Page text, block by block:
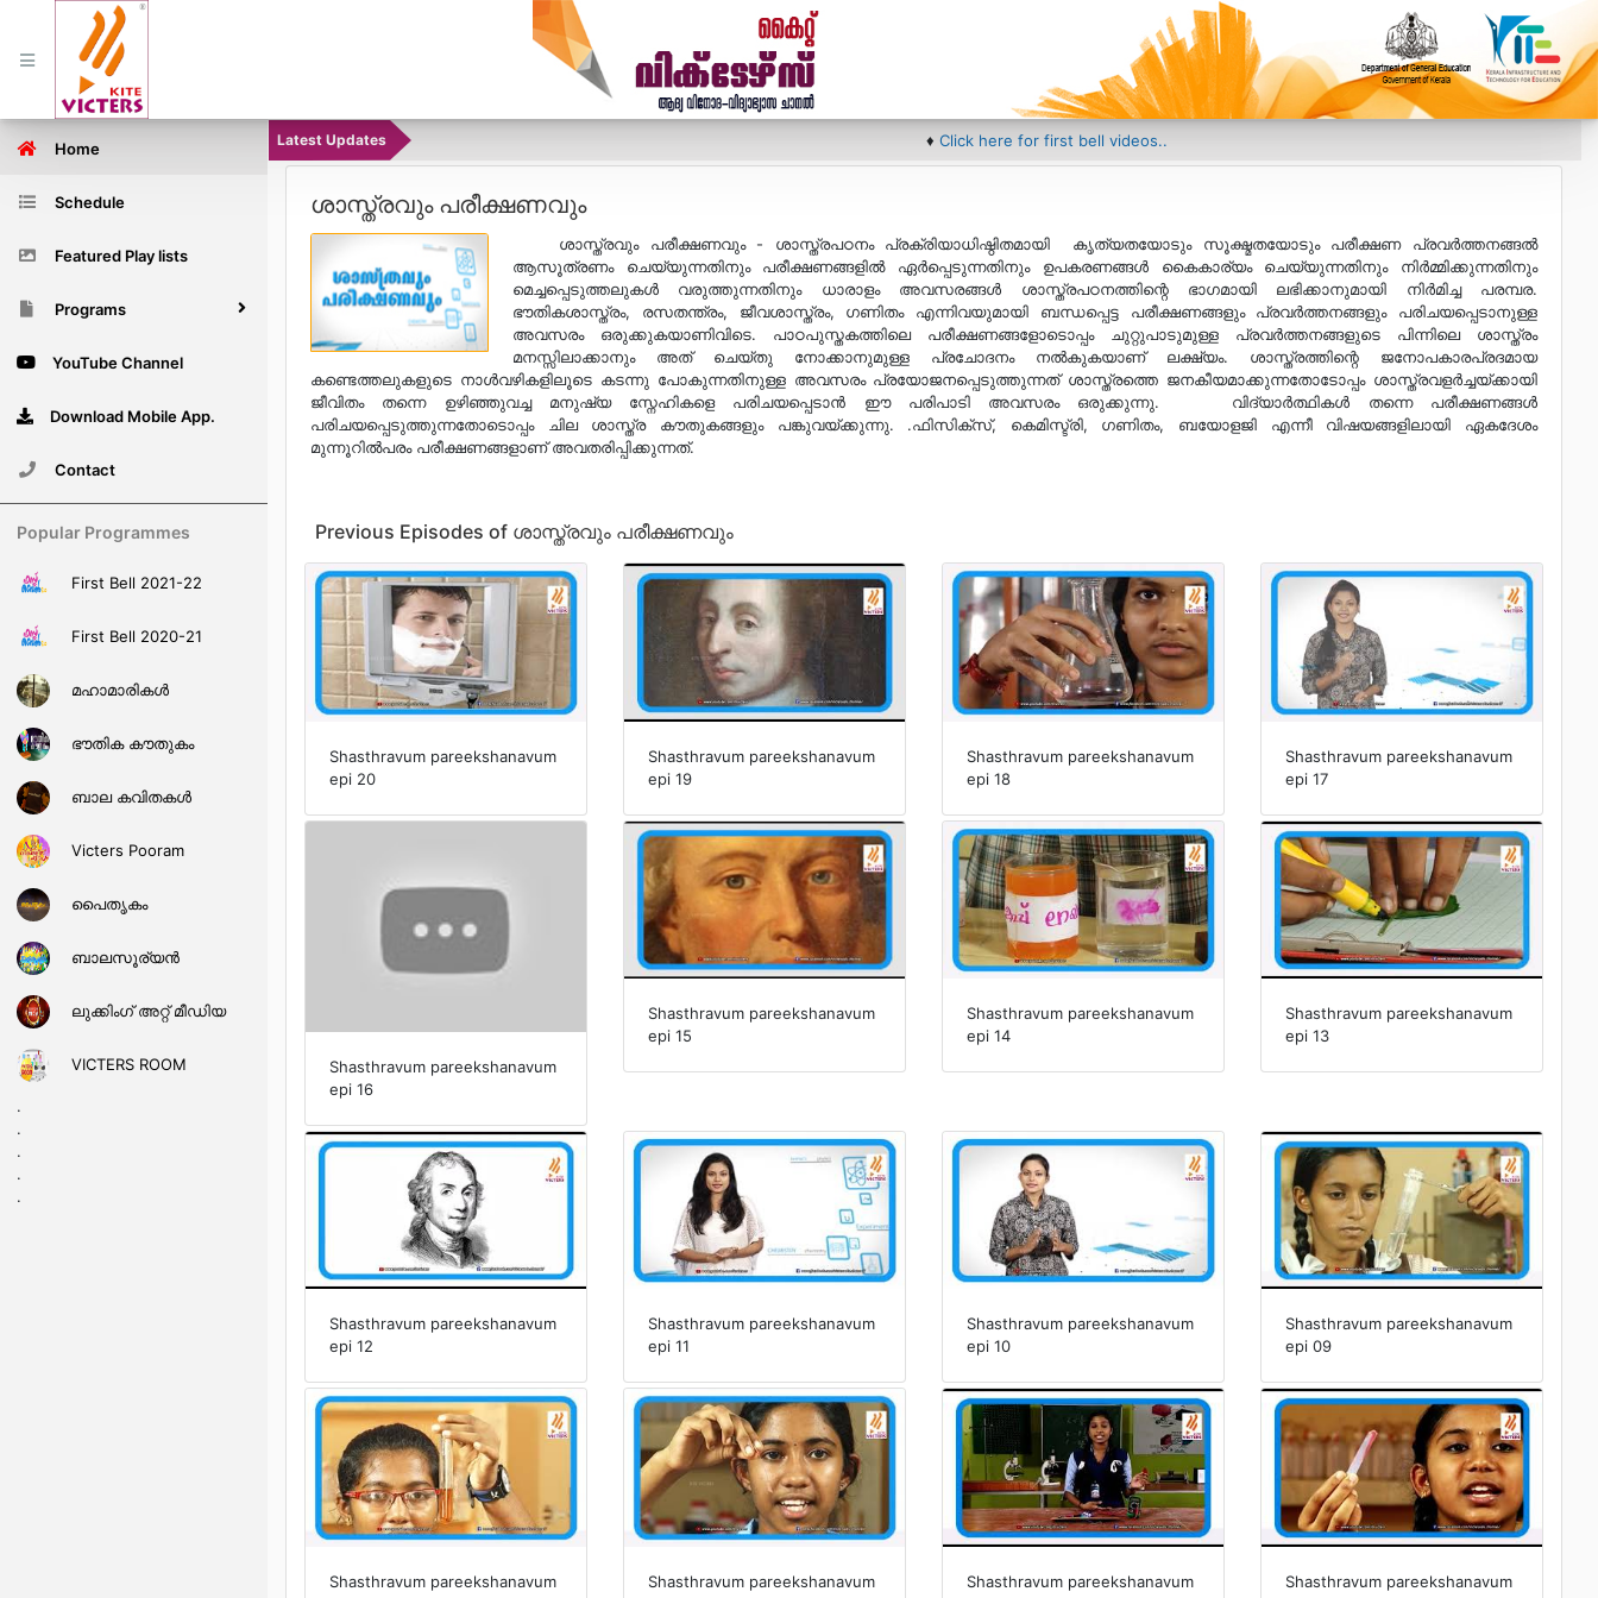
Home
Schedule
Featured Play lists
Programs
YouTube Channel
Download Mobile App.
Contact
Popular Programmes
First Bell 2021-22
First Bell 2020-21
മഹാമാരികള്‍
ഭൗതിക കൗതുകം
ബാല കവിതകള്‍
Victers Pooram
പൈതൃകം
ബാലസൂര്യന്‍
ലുക്കിംഗ് അറ്റ് മീഡിയ
VICTERS ROOM
.
.
.
.
.
Latest Updates Click here for first bell videos..
ശാസ്ത്രവും പരീക്ഷണവും
ശാസ്ത്രവും പരീക്ഷണവും - ശാസ്ത്രപഠനം പ്രക്രിയാധിഷ്ഠിതമായി കൃത്യതയോടും സൂക്ഷ്മതയോടും പരീക്ഷണ പ്രവര്‍ത്തനങ്ങല്‍
ആസൂത്രണം ചെയ്യുന്നതിനും പരീക്ഷണങ്ങളില്‍ ഏര്‍പ്പെടുന്നതിനും ഉപകരണങ്ങള്‍ കൈകാര്യം ചെയ്യുന്നതിനും നിര്‍മ്മിക്കുന്നതിനും
മെച്ചപ്പെടുത്തലുകള്‍ വരുത്തുന്നതിനും ധാരാളം അവസരങ്ങള്‍ ശാസ്ത്രപഠനത്തിന്റെ ഭാഗമായി ലഭിക്കാനുമായി നിര്‍മിച്ച പരമ്പര.
ഭൗതികശാസ്ത്രം, രസതന്ത്രം, ജീവശാസ്ത്രം, ഗണിതം എന്നിവയുമായി ബന്ധപ്പെട്ട പരീക്ഷണങ്ങളും പ്രവര്‍ത്തനങ്ങളും പരിചയപ്പെടാനുള്ള
അവസരം ഒരുക്കുകയാണിവിടെ. പാഠപുസ്തകത്തിലെ പരീക്ഷണങ്ങളോടൊപ്പം ചുറ്റുപാടുമുള്ള പ്രവര്‍ത്തനങ്ങളുടെ പിന്നിലെ ശാസ്ത്രം
മനസ്സിലാക്കാനും അത് ചെയ്തു നോക്കാനുമുള്ള പ്രചോദനം നല്‍കുകയാണ് ലക്ഷ്യം. ശാസ്ത്രത്തിന്റെ ജനോപകാരപ്രദമായ
കണ്ടെത്തലുകളുടെ നാള്‍വഴികളിലൂടെ കടന്നു പോകുന്നതിനുള്ള അവസരം പ്രയോജനപ്പെടുത്തുന്നത് ശാസ്ത്രത്തെ ജനകീയമാക്കുന്നതോടോപ്പം ശാസ്ത്രവളര്‍ച്ചയ്ക്കായി
ജീവിതം തന്നെ ഉഴിഞ്ഞുവച്ച മനുഷ്യ സ്നേഹികളെ പരിചയപ്പെടാന്‍ ഈ പരിപാടി അവസരം ഒരുക്കുന്നു. വിദ്യാര്‍ത്ഥികള്‍ തന്നെ പരീക്ഷണങ്ങള്‍
പരിചയപ്പെടുത്തുന്നതോടൊപ്പം ചില ശാസ്ത്ര കൗതുകങ്ങളും പങ്കുവയ്ക്കുന്നു. .ഫിസിക്സ്, കെമിസ്ട്രി, ഗണിതം, ബയോളജി എന്നീ വിഷയങ്ങളിലായി ഏകദേശം
മുന്നൂറില്‍പരം പരീക്ഷണങ്ങളാണ് അവതരിപ്പിക്കുന്നത്.
Previous Episodes of ശാസ്ത്രവും പരീക്ഷണവും
Shasthravum pareekshanavum
epi 20
Shasthravum pareekshanavum
epi 19
Shasthravum pareekshanavum
epi 18
Shasthravum pareekshanavum
epi 17
Shasthravum pareekshanavum
epi 16
Shasthravum pareekshanavum
epi 15
Shasthravum pareekshanavum
epi 14
Shasthravum pareekshanavum
epi 13
Shasthravum pareekshanavum
epi 12
Shasthravum pareekshanavum
epi 11
Shasthravum pareekshanavum
epi 10
Shasthravum pareekshanavum
epi 09
Shasthravum pareekshanavum
Shasthravum pareekshanavum
Shasthravum pareekshanavum
Shasthravum pareekshanavum